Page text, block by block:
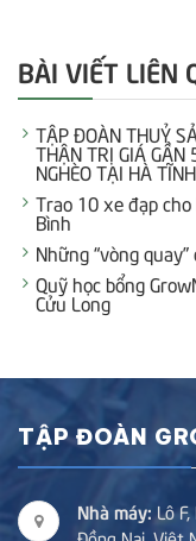
BÀI VIẾT LIÊN
TẬP ĐOÀN THUỶ
THẬN TRỊ GIÁ GẦN
NGHÈO TẠI HÀ TĨNH
Trao 10 xe đạp
Bình
Những “vòng
Quỹ học bổng
Cửu Long
TẬP ĐOÀN
Nhà máy: Lô